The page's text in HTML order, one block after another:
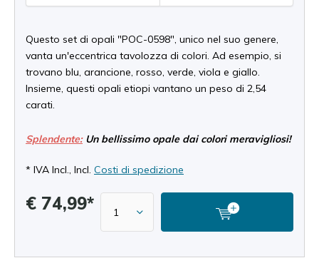
Questo set di opali "POC-0598", unico nel suo genere,
vanta un'eccentrica tavolozza di colori. Ad esempio, si
trovano blu, arancione, rosso, verde, viola e giallo.
Insieme, questi opali etiopi vantano un peso di 2,54
carati.
Splendente:Un bellissimo opale dai colori meravigliosi!
* IVA Incl., Incl. Costi di spedizione
€ 74,99*